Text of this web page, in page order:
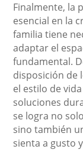
Finalmente, la
esencial en la
familia tiene
adaptar el
fundamental.
disposición de
el estilo de
soluciones
se logra no
sino también
sienta a gusto